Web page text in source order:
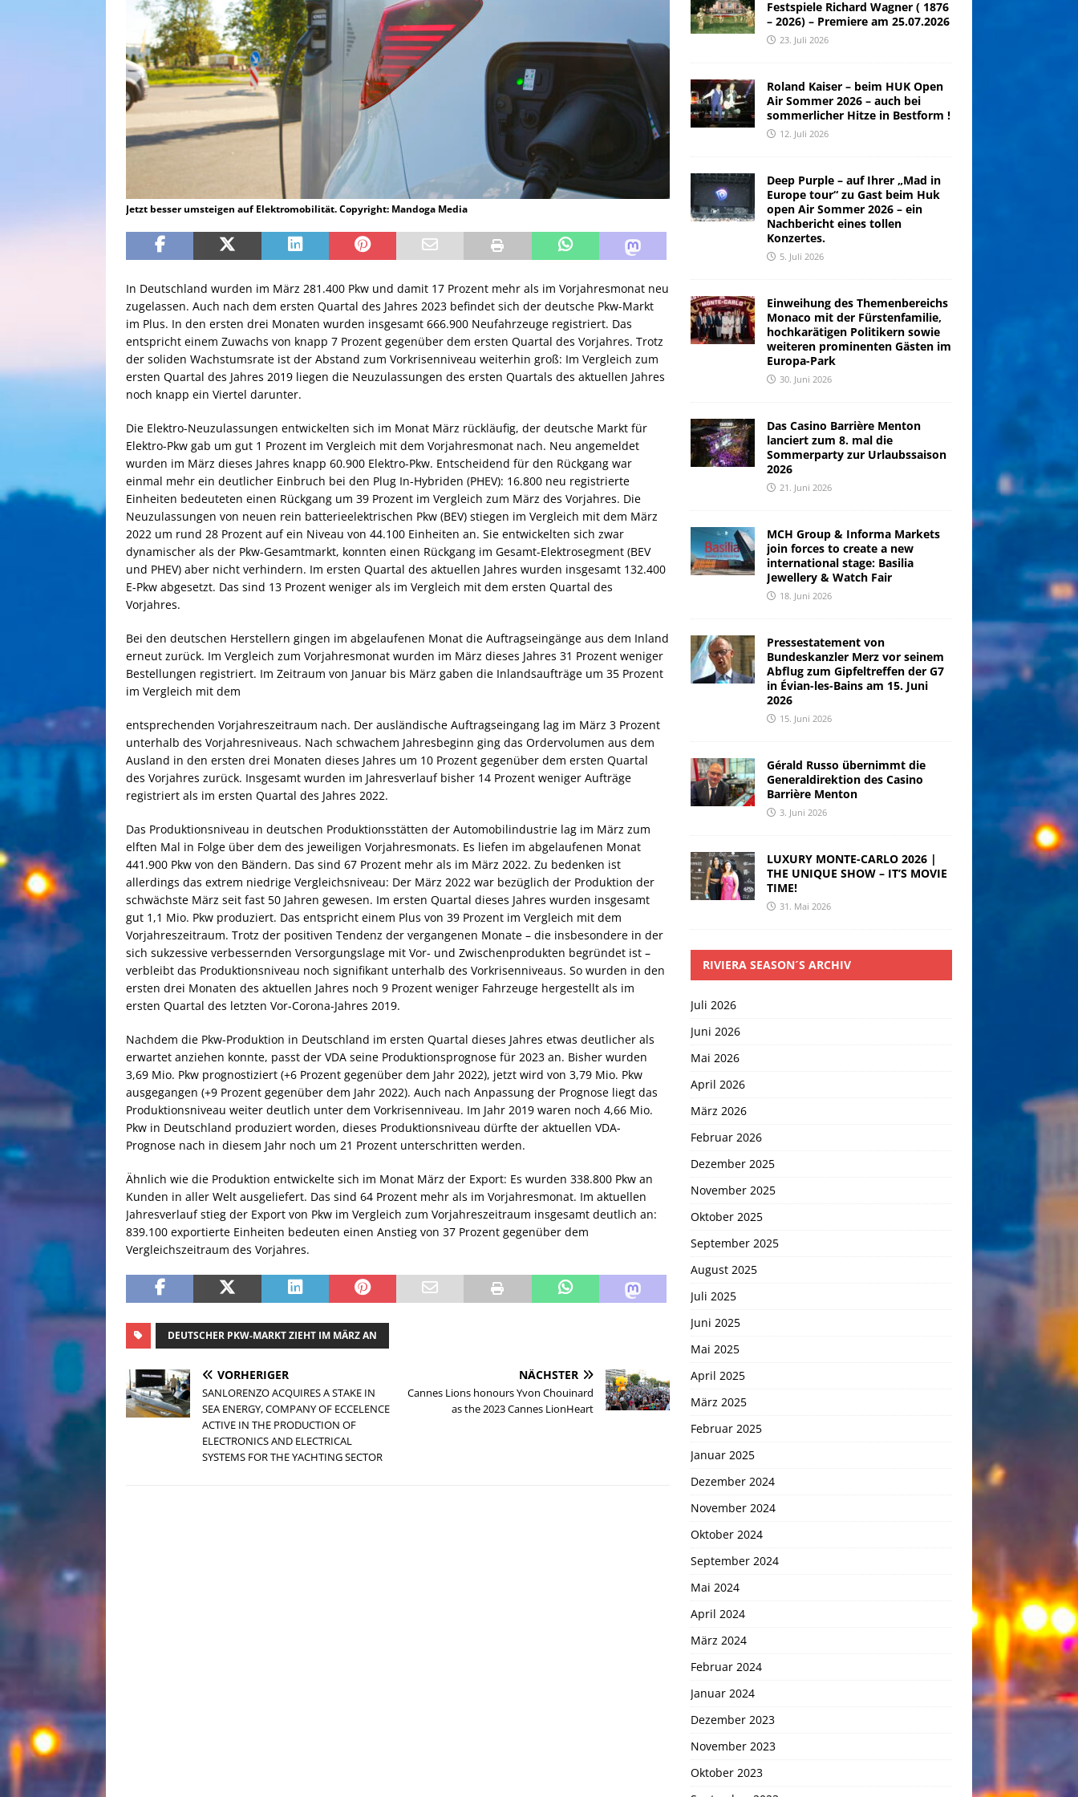
Jetzt besser umsteigen auf Elektromobilität. Copyright: Mandoga Media
In Deutschland wurden im März 281.400 Pkw und damit 17 Prozent mehr als im Vorjahresmonat neu
zugelassen. Auch nach dem ersten Quartal des Jahres 2023 befindet sich der deutsche Pkw-Markt
im Plus. In den ersten drei Monaten wurden insgesamt 666.900 Neufahrzeuge registriert. Das
entspricht einem Zuwachs von knapp 7 Prozent gegenüber dem ersten Quartal des Vorjahres. Trotz
der soliden Wachstumsrate ist der Abstand zum Vorkrisenniveau weiterhin groß: Im Vergleich zum
ersten Quartal des Jahres 2019 liegen die Neuzulassungen des ersten Quartals des aktuellen Jahres
noch knapp ein Viertel darunter.
Die Elektro-Neuzulassungen entwickelten sich im Monat März rückläufig, der deutsche Markt für
Elektro-Pkw gab um gut 1 Prozent im Vergleich mit dem Vorjahresmonat nach. Neu angemeldet
wurden im März dieses Jahres knapp 60.900 Elektro-Pkw. Entscheidend für den Rückgang war
einmal mehr ein deutlicher Einbruch bei den Plug In-Hybriden (PHEV): 16.800 neu registrierte
Einheiten bedeuteten einen Rückgang um 39 Prozent im Vergleich zum März des Vorjahres. Die
Neuzulassungen von neuen rein batterieelektrischen Pkw (BEV) stiegen im Vergleich mit dem März
2022 um rund 28 Prozent auf ein Niveau von 44.100 Einheiten an. Sie entwickelten sich zwar
dynamischer als der Pkw-Gesamtmarkt, konnten einen Rückgang im Gesamt-Elektrosegment (BEV
und PHEV) aber nicht verhindern. Im ersten Quartal des aktuellen Jahres wurden insgesamt 132.400
E-Pkw abgesetzt. Das sind 13 Prozent weniger als im Vergleich mit dem ersten Quartal des
Vorjahres.
Bei den deutschen Herstellern gingen im abgelaufenen Monat die Auftragseingänge aus dem Inland
erneut zurück. Im Vergleich zum Vorjahresmonat wurden im März dieses Jahres 31 Prozent weniger
Bestellungen registriert. Im Zeitraum von Januar bis März gaben die Inlandsaufträge um 35 Prozent
im Vergleich mit dem
entsprechenden Vorjahreszeitraum nach. Der ausländische Auftragseingang lag im März 3 Prozent
unterhalb des Vorjahresniveaus. Nach schwachem Jahresbeginn ging das Ordervolumen aus dem
Ausland in den ersten drei Monaten dieses Jahres um 10 Prozent gegenüber dem ersten Quartal
des Vorjahres zurück. Insgesamt wurden im Jahresverlauf bisher 14 Prozent weniger Aufträge
registriert als im ersten Quartal des Jahres 2022.
Das Produktionsniveau in deutschen Produktionsstätten der Automobilindustrie lag im März zum
elften Mal in Folge über dem des jeweiligen Vorjahresmonats. Es liefen im abgelaufenen Monat
441.900 Pkw von den Bändern. Das sind 67 Prozent mehr als im März 2022. Zu bedenken ist
allerdings das extrem niedrige Vergleichsniveau: Der März 2022 war bezüglich der Produktion der
schwächste März seit fast 50 Jahren gewesen. Im ersten Quartal dieses Jahres wurden insgesamt
gut 1,1 Mio. Pkw produziert. Das entspricht einem Plus von 39 Prozent im Vergleich mit dem
Vorjahreszeitraum. Trotz der positiven Tendenz der vergangenen Monate – die insbesondere in der
sich sukzessive verbessernden Versorgungslage mit Vor- und Zwischenprodukten begründet ist –
verbleibt das Produktionsniveau noch signifikant unterhalb des Vorkrisenniveaus. So wurden in den
ersten drei Monaten des aktuellen Jahres noch 9 Prozent weniger Fahrzeuge hergestellt als im
ersten Quartal des letzten Vor-Corona-Jahres 2019.
Nachdem die Pkw-Produktion in Deutschland im ersten Quartal dieses Jahres etwas deutlicher als
erwartet anziehen konnte, passt der VDA seine Produktionsprognose für 2023 an. Bisher wurden
3,69 Mio. Pkw prognostiziert (+6 Prozent gegenüber dem Jahr 2022), jetzt wird von 3,79 Mio. Pkw
ausgegangen (+9 Prozent gegenüber dem Jahr 2022). Auch nach Anpassung der Prognose liegt das
Produktionsniveau weiter deutlich unter dem Vorkrisenniveau. Im Jahr 2019 waren noch 4,66 Mio.
Pkw in Deutschland produziert worden, dieses Produktionsniveau dürfte der aktuellen VDA-
Prognose nach in diesem Jahr noch um 21 Prozent unterschritten werden.
Ähnlich wie die Produktion entwickelte sich im Monat März der Export: Es wurden 338.800 Pkw an
Kunden in aller Welt ausgeliefert. Das sind 64 Prozent mehr als im Vorjahresmonat. Im aktuellen
Jahresverlauf stieg der Export von Pkw im Vergleich zum Vorjahreszeitraum insgesamt deutlich an:
839.100 exportierte Einheiten bedeuten einen Anstieg von 37 Prozent gegenüber dem
Vergleichszeitraum des Vorjahres.
DEUTSCHER PKW-MARKT ZIEHT IM MÄRZ AN
VORHERIGER
SANLORENZO ACQUIRES A STAKE IN
SEA ENERGY, COMPANY OF ECCELENCE
ACTIVE IN THE PRODUCTION OF
ELECTRONICS AND ELECTRICAL
SYSTEMS FOR THE YACHTING SECTOR
NÄCHSTER
Cannes Lions honours Yvon Chouinard
as the 2023 Cannes LionHeart
Festspiele Richard Wagner ( 1876
– 2026) – Premiere am 25.07.2026
23. Juli 2026
Roland Kaiser – beim HUK Open
Air Sommer 2026 – auch bei
sommerlicher Hitze in Bestform !
12. Juli 2026
Deep Purple – auf Ihrer „Mad in
Europe tour“ zu Gast beim Huk
open Air Sommer 2026 – ein
Nachbericht eines tollen
Konzertes.
5. Juli 2026
Einweihung des Themenbereichs
Monaco mit der Fürstenfamilie,
hochkarätigen Politikern sowie
weiteren prominenten Gästen im
Europa-Park
30. Juni 2026
Das Casino Barrière Menton
lanciert zum 8. mal die
Sommerparty zur Urlaubssaison
2026
21. Juni 2026
MCH Group & Informa Markets
join forces to create a new
international stage: Basilia
Jewellery & Watch Fair
18. Juni 2026
Pressestatement von
Bundeskanzler Merz vor seinem
Abflug zum Gipfeltreffen der G7
in Évian-les-Bains am 15. Juni
2026
15. Juni 2026
Gérald Russo übernimmt die
Generaldirektion des Casino
Barrière Menton
3. Juni 2026
LUXURY MONTE-CARLO 2026 |
THE UNIQUE SHOW – IT’S MOVIE
TIME!
31. Mai 2026
RIVIERA SEASON´S ARCHIV
Juli 2026
Juni 2026
Mai 2026
April 2026
März 2026
Februar 2026
Dezember 2025
November 2025
Oktober 2025
September 2025
August 2025
Juli 2025
Juni 2025
Mai 2025
April 2025
März 2025
Februar 2025
Januar 2025
Dezember 2024
November 2024
Oktober 2024
September 2024
Mai 2024
April 2024
März 2024
Februar 2024
Januar 2024
Dezember 2023
November 2023
Oktober 2023